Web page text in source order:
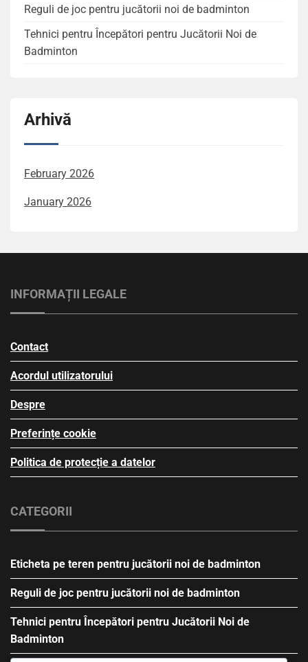
Reguli de joc pentru jucătorii noi de badminton
Tehnici pentru Începători pentru Jucătorii Noi de
Badminton
Arhivă
February 2026
January 2026
INFORMAȚII LEGALE
Contact
Acordul utilizatorului
Despre
Preferințe cookie
Politica de protecție a datelor
CATEGORII
Eticheta pe teren pentru jucătorii noi de badminton
Reguli de joc pentru jucătorii noi de badminton
Tehnici pentru Începători pentru Jucătorii Noi de
Badminton